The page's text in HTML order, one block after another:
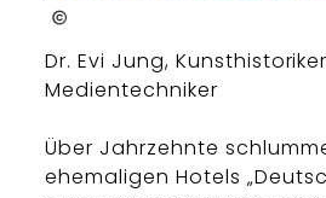
Verein für Heimatkunde Bad
Dr. Evi Jung,
Medientechniker
Über Jahrzehnte
ehemaligen Hotels